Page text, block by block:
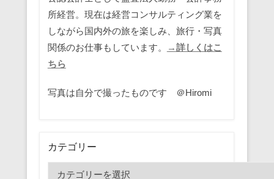
所経営。現在は経営コンサルティング業を
しながら国内外の旅を楽しみ、旅行・写真
関係のお仕事もしています。
→詳しくはこ
ちら
写真は自分で撮ったものです ＠Hiromi
カテゴリー